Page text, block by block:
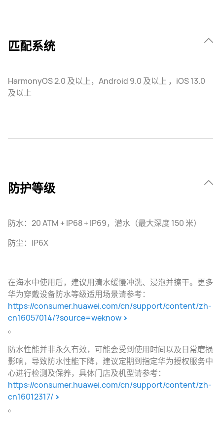
匹配系统
HarmonyOS 2.0 及以上，Android 9.0 及以上 ，iOS 13.0
及以上
防护等级
防水：20 ATM + IP68 + IP69，潜水（最大深度 150 米）
防尘：IP6X
在海水中使用后，建议用清水缓慢冲洗、浸泡并擦干。更多
华为穿戴设备防水等级适用场景请参考：
https://consumer.huawei.com/cn/support/content/zh-
cn16057014/?source=weknow
。
防水性能并非永久有效，可能会受到使用时间以及日常磨损
影响，导致防水性能下降，建议定期到指定华为授权服务中
心进行检测及保养，具体门店及机型请参考：
https://consumer.huawei.com/cn/support/content/zh-
cn16012317/
。